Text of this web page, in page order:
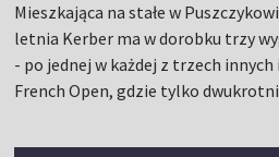
Mieszkająca na stałe w
letnia Kerber ma w dorobku trzy
- po jednej w każdej z trzech
French Open, gdzie tylko